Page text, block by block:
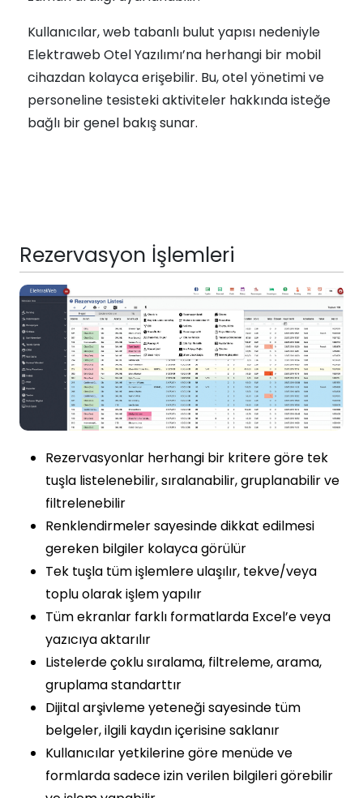
Kullanıcılar, web tabanlı bulut yapısı nedeniyle
Elektraweb Otel Yazılımı’na herhangi bir mobil
cihazdan kolayca erişebilir. Bu, otel yönetimi ve
personeline tesisteki aktiviteler hakkında isteğe
bağlı bir genel bakış sunar.
Rezervasyon İşlemleri
Rezervasyonlar herhangi bir kritere göre tek
tuşla listelenebilir, sıralanabilir, gruplanabilir ve
filtrelenebilir
Renklendirmeler sayesinde dikkat edilmesi
gereken bilgiler kolayca görülür
Tek tuşla tüm işlemlere ulaşılır, tekve/veya
toplu olarak işlem yapılır
Tüm ekranlar farklı formatlarda Excel’e veya
yazıcıya aktarılır
Listelerde çoklu sıralama, filtreleme, arama,
gruplama standarttır
Dijital arşivleme yeteneği sayesinde tüm
belgeler, ilgili kaydın içerisine saklanır
Kullanıcılar yetkilerine göre menüde ve
formlarda sadece izin verilen bilgileri görebilir